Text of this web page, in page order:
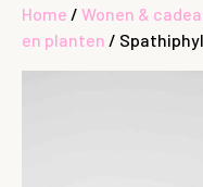
Home / Wonen &
en planten /